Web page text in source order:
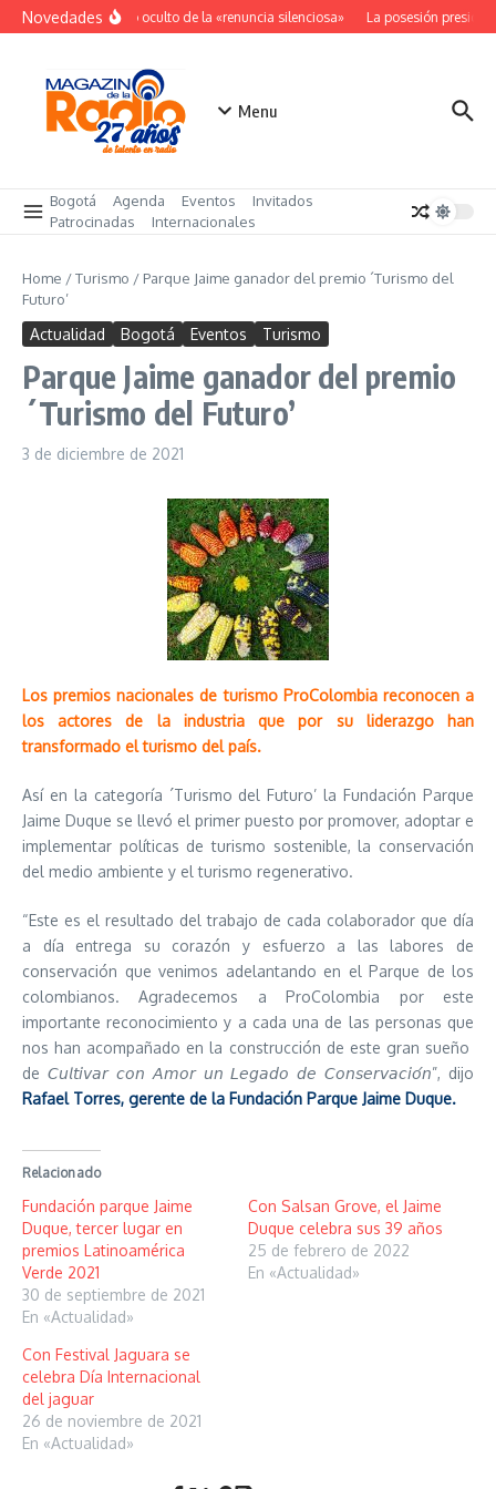
Saltar al contenido
NovedadesEl costo oculto de la «renuncia silenciosa» La posesión
Menu
Bogotá Agenda Eventos
Invitados
Patrocinadas
Internacionales
Home /Turismo / Parque Jaime ganador del premio ´Turismo del
Futuro’
Actualidad Bogotá Eventos Turismo
Parque Jaime ganador del premio
´Turismo del Futuro’
3 de diciembre de 2021
Los premios nacionales de turismo ProColombia reconocen a
los actores de la industria que por su liderazgo han
transformado el turismo del país.
Así en la categoría ´Turismo del Futuro’ la Fundación Parque
Jaime Duque se llevó el primer puesto por promover, adoptar e
implementar políticas de turismo sostenible, la conservación
del medio ambiente y el turismo regenerativo.
“Este es el resultado del trabajo de cada colaborador que día
a día entrega su corazón y esfuerzo a las labores de
conservación que venimos adelantando en el Parque de los
colombianos. Agradecemos a ProColombia por este
importante reconocimiento y a cada una de las personas que
nos han acompañado en la construcción de este gran sueño
de 𝘊𝘶𝘭𝘵𝘪𝘷𝘢𝘳 𝘤𝘰𝘯 𝘈𝘮𝘰𝘳 𝘶𝘯 𝘓𝘦𝘨𝘢𝘥𝘰 𝘥𝘦 𝘊𝘰𝘯𝘴𝘦𝘳𝘷𝘢𝘤𝘪𝘰́𝘯”, dijo
Rafael Torres, gerente de la Fundación Parque Jaime Duque.
Relacionado
Fundación parque Jaime
Duque, tercer lugar en
premios Latinoamérica
Verde 2021
30 de septiembre de 2021
En «Actualidad»
Con Salsan Grove, el Jaime
Duque celebra sus 39 años
25 de febrero de 2022
En «Actualidad»
Con Festival Jaguara se
celebra Día Internacional
del jaguar
26 de noviembre de 2021
En «Actualidad»